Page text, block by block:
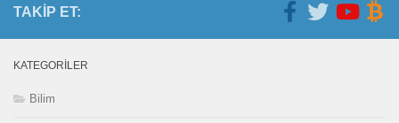
TAKIP ET:
KATEGORILER
Bilim